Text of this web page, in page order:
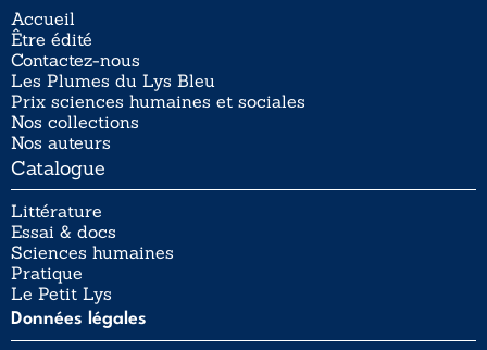
Accueil
Être édité
Contactez-nous
Les Plumes du Lys Bleu
Prix sciences humaines et sociales
Nos collections
Nos auteurs
Catalogue
Littérature
Essai & docs
Sciences humaines
Pratique
Le Petit Lys
Données légales